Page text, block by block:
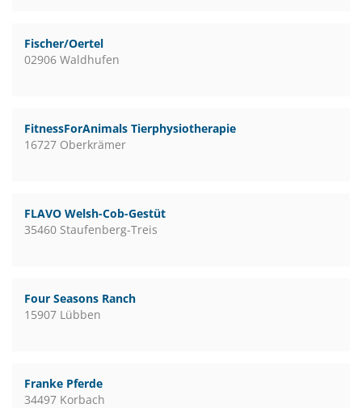
Fischer/Oertel
02906 Waldhufen
FitnessForAnimals Tierphysiotherapie
16727 Oberkrämer
FLAVO Welsh-Cob-Gestüt
35460 Staufenberg-Treis
Four Seasons Ranch
15907 Lübben
Franke Pferde
34497 Korbach